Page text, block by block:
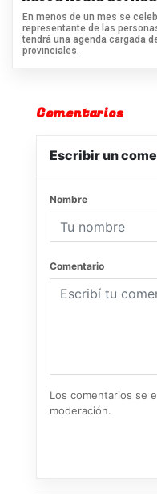
En menos de un mes se
representante de las
tendrá una agenda cargada
provinciales.
Comentarios
Escribir un
Nombre
Comentario
Los comentarios se
moderación.